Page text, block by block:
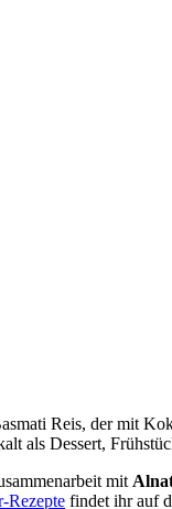
Reis, der mit
als Dessert,
mit
Rezepte findet ihr auf